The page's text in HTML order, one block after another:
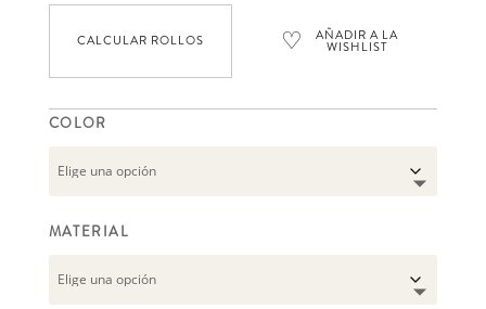
CALCULAR ROLLOS ♡ AÑADIR A LA
WISHLIST
COLOR
MATERIAL